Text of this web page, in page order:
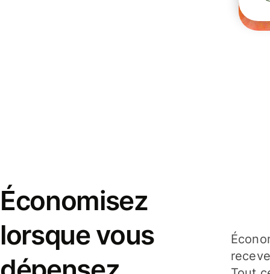
Économisez
lorsque vous